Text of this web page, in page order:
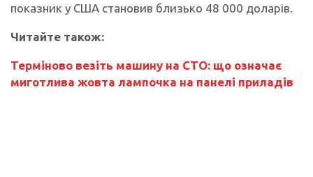
показник у США становив близько 48 000 доларів.
Читайте також:
Терміново везіть машину на СТО: що означає
миготлива жовта лампочка на панелі приладів